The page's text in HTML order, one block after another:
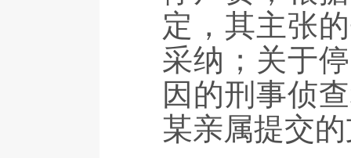
定，其主张
采纳；关于
因的刑事侦
某亲属提交